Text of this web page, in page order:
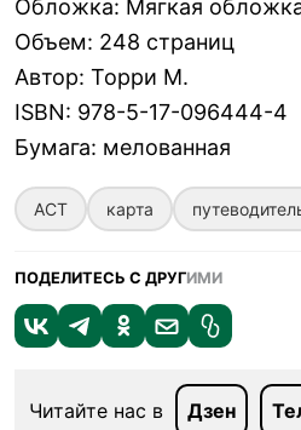
Обложка: Мягкая
Объем: 248 страниц
Автор: Торри М.
ISBN: 978-5-17-096444-4
Бумага: мелованная
АСТ карта
ПОДЕЛИТЕСЬ С ДРУГИМИ
Читайте нас в Дзен